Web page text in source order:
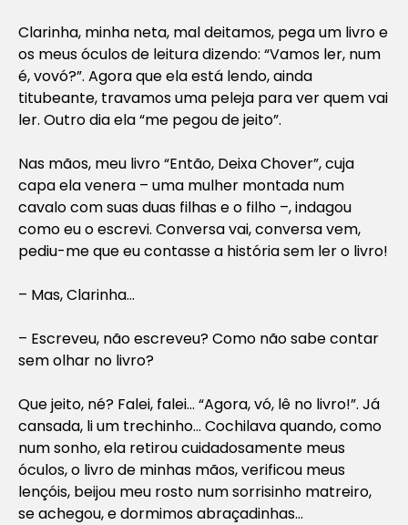
Clarinha, minha neta, mal deitamos, pega um livro e
os meus óculos de leitura dizendo: “Vamos ler, num
é, vovó?”. Agora que ela está lendo, ainda
titubeante, travamos uma peleja para ver quem vai
ler. Outro dia ela “me pegou de jeito”.
Nas mãos, meu livro “Então, Deixa Chover”, cuja
capa ela venera – uma mulher montada num
cavalo com suas duas filhas e o filho –, indagou
como eu o escrevi. Conversa vai, conversa vem,
pediu-me que eu contasse a história sem ler o livro!
– Mas, Clarinha…
– Escreveu, não escreveu? Como não sabe contar
sem olhar no livro?
Que jeito, né? Falei, falei… “Agora, vó, lê no livro!”. Já
cansada, li um trechinho… Cochilava quando, como
num sonho, ela retirou cuidadosamente meus
óculos, o livro de minhas mãos, verificou meus
lençóis, beijou meu rosto num sorrisinho matreiro,
se achegou, e dormimos abraçadinhas…